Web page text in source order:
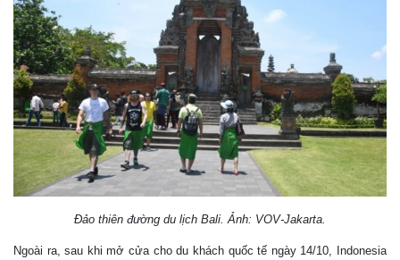
Đảo thiên đường du lịch Bali. Ảnh: VOV-Jakarta.
Ngoài ra, sau khi mở cửa cho du khách quốc tế ngày 14/10, Indonesia